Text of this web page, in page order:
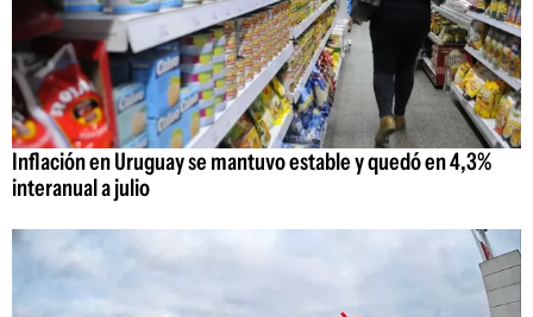
Inflación en Uruguay se mantuvo estable y quedó en 4,3%
interanual a julio